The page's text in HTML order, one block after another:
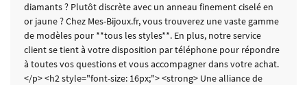
diamants ? Plutôt discrète avec un anneau finement ciselé en
or jaune ? Chez Mes-Bijoux.fr, vous trouverez une vaste gamme
de modèles pour **tous les styles**. En plus, notre service
client se tient à votre disposition par téléphone pour répondre
à toutes vos questions et vous accompagner dans votre achat.
</p> <h2 style="font-size: 16px;"> <strong> Une alliance de